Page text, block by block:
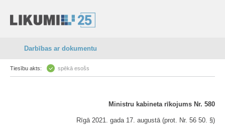
Darbības ar dokumentu
Tiesību akts: spēkā esošs
Ministru kabineta rīkojums Nr. 580
Rīgā 2021. gada 17. augustā (prot. Nr. 56 50. §)